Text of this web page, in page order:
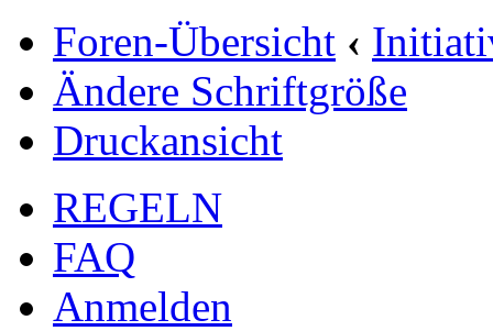
Foren-Übersicht ‹
Ändere Schriftgröße
Druckansicht
REGELN
FAQ
Anmelden